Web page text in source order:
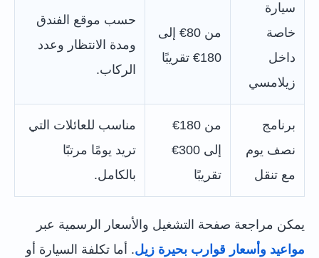
سيارة
خاصة
داخل
زيلامسي
من 80€ إلى
180€ تقريبًا
حسب موقع الفندق
ومدة الانتظار وعدد
الركاب.
برنامج
نصف يوم
مع تنقل
من 180€
إلى 300€
تقريبًا
مناسب للعائلات التي
تريد يومًا مرتبًا
بالكامل.
يمكن مراجعة صفحة التشغيل والأسعار الرسمية عبر
مواعيد وأسعار قوارب بحيرة زيل. أما تكلفة السيارة أو